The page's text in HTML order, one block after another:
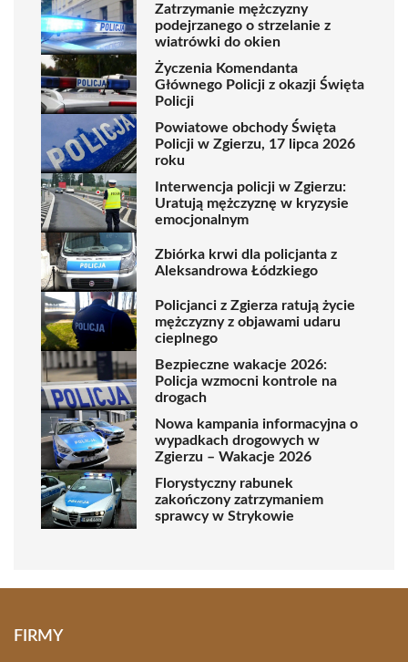
Zatrzymanie mężczyzny
podejrzanego o strzelanie z
wiatrówki do okien
Życzenia Komendanta
Głównego Policji z okazji Święta
Policji
Powiatowe obchody Święta
Policji w Zgierzu, 17 lipca 2026
roku
Interwencja policji w Zgierzu:
Uratują mężczyznę w kryzysie
emocjonalnym
Zbiórka krwi dla policjanta z
Aleksandrowa Łódzkiego
Policjanci z Zgierza ratują życie
mężczyzny z objawami udaru
cieplnego
Bezpieczne wakacje 2026:
Policja wzmocni kontrole na
drogach
Nowa kampania informacyjna o
wypadkach drogowych w
Zgierzu – Wakacje 2026
Florystyczny rabunek
zakończony zatrzymaniem
sprawcy w Strykowie
FIRMY